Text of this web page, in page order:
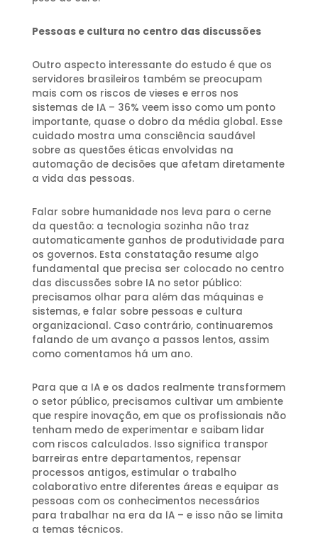
Pessoas e cultura no centro das discussões
Outro aspecto interessante do estudo é que os
servidores brasileiros também se preocupam
mais com os riscos de vieses e erros nos
sistemas de IA – 36% veem isso como um ponto
importante, quase o dobro da média global. Esse
cuidado mostra uma consciência saudável
sobre as questões éticas envolvidas na
automação de decisões que afetam diretamente
a vida das pessoas.
Falar sobre humanidade nos leva para o cerne
da questão: a tecnologia sozinha não traz
automaticamente ganhos de produtividade para
os governos. Esta constatação resume algo
fundamental que precisa ser colocado no centro
das discussões sobre IA no setor público:
precisamos olhar para além das máquinas e
sistemas, e falar sobre pessoas e cultura
organizacional. Caso contrário, continuaremos
falando de um avanço a passos lentos, assim
como comentamos há um ano.
Para que a IA e os dados realmente transformem
o setor público, precisamos cultivar um ambiente
que respire inovação, em que os profissionais não
tenham medo de experimentar e saibam lidar
com riscos calculados. Isso significa transpor
barreiras entre departamentos, repensar
processos antigos, estimular o trabalho
colaborativo entre diferentes áreas e equipar as
pessoas com os conhecimentos necessários
para trabalhar na era da IA – e isso não se limita
a temas técnicos.